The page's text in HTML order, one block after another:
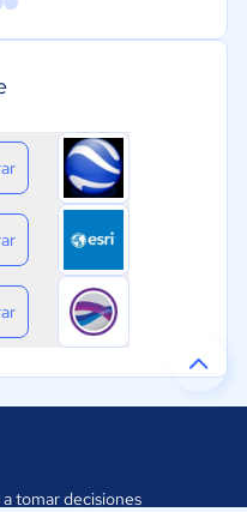
tomar decisiones